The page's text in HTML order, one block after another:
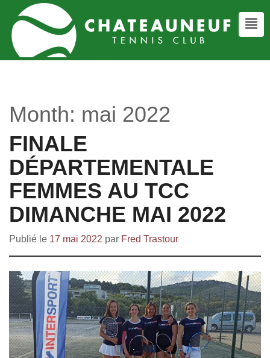
Month: mai 2022
FINALE
DÉPARTEMENTALE
FEMMES AU TCC
DIMANCHE MAI 2022
Publié le 17 mai 2022 par Fred Trastour